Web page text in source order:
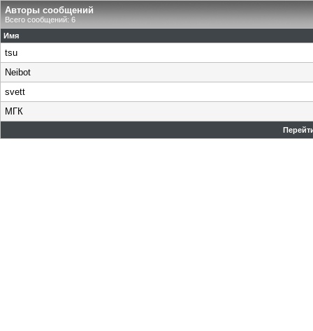
Авторы сообщений
Всего сообщений: 6
Имя
tsu
Neibot
svett
МГК